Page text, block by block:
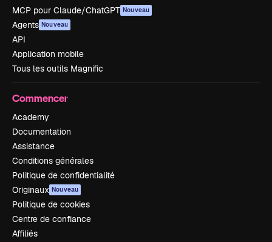
MCP pour Claude/ChatGPT Nouveau
Agents Nouveau
API
Application mobile
Tous les outils Magnific
Commencer
Academy
Documentation
Assistance
Conditions générales
Politique de confidentialité
Originaux Nouveau
Politique de cookies
Centre de confiance
Affiliés